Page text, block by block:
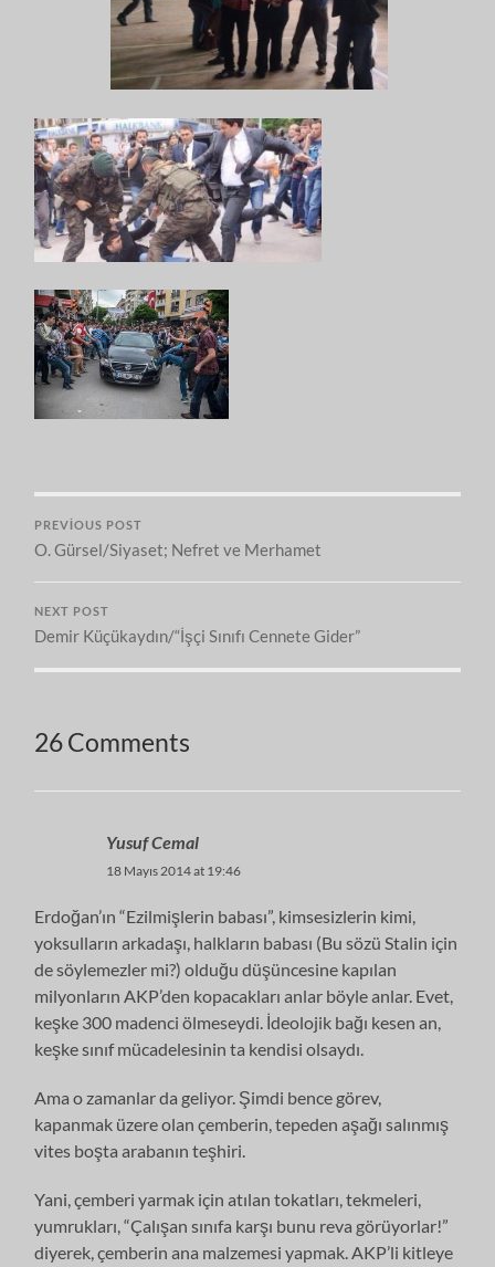
PREVIOUS POST
O. Gürsel/Siyaset; Nefret ve Merhamet
NEXT POST
Demir Küçükaydın/“İşçi Sınıfı Cennete Gider”
26 Comments
Yusuf Cemal
18 Mayıs 2014 at 19:46
Erdoğan’ın “Ezilmişlerin babası”, kimsesizlerin kimi,
yoksulların arkadaşı, halkların babası (Bu sözü Stalin için
de söylemezler mi?) olduğu düşüncesine kapılan
milyonların AKP’den kopacakları anlar böyle anlar. Evet,
keşke 300 madenci ölmeseydi. İdeolojik bağı kesen an,
keşke sınıf mücadelesinin ta kendisi olsaydı.
Ama o zamanlar da geliyor. Şimdi bence görev,
kapanmak üzere olan çemberin, tepeden aşağı salınmış
vites boşta arabanın teşhiri.
Yani, çemberi yarmak için atılan tokatları, tekmeleri,
yumrukları, “Çalışan sınıfa karşı bunu reva görüyorlar!”
diyerek, çemberin ana malzemesi yapmak. AKP’li kitleye